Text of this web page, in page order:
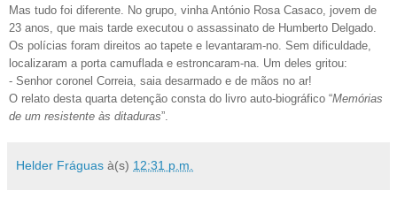
Mas tudo foi diferente. No grupo, vinha António Rosa Casaco, jovem de
23 anos, que mais tarde executou o assassinato de Humberto Delgado.
Os polícias foram direitos ao tapete e levantaram-no. Sem dificuldade,
localizaram a porta camuflada e estroncaram-na. Um deles gritou:
- Senhor coronel Correia, saia desarmado e de mãos no ar!
O relato desta quarta detenção consta do livro auto-biográfico “Memórias
de um resistente às ditaduras”.
Helder Fráguas à(s) 12:31 p.m.